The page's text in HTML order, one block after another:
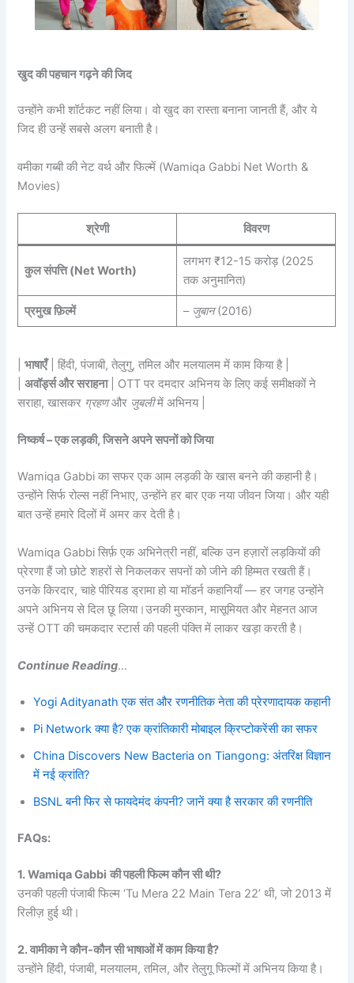
खुद की पहचान गढ़ने की जिद
उन्होंने कभी शॉर्टकट नहीं लिया। वो खुद का रास्ता बनाना जानती हैं, और ये
जिद ही उन्हें सबसे अलग बनाती है।
वमीका गब्बी की नेट वर्थ और फिल्में (Wamiqa Gabbi Net Worth &
Movies)
श्रेणी विवरण
कुल संपत्ति (Net Worth)
लगभग ₹12-15 करोड़ (2025
तक अनुमानित)
प्रमुख फ़िल्में – जुबान(2016)
|भाषाएँ| हिंदी, पंजाबी, तेलुगु, तमिल और मलयालम में काम किया है |
|अवॉर्ड्स और सराहना| OTT पर दमदार अभिनय के लिए कई समीक्षकों ने
सराहा, खासकर ग्रहणऔर जुबलीमें अभिनय |
निष्कर्ष – एक लड़की, जिसने अपने सपनों को जिया
Wamiqa Gabbi का सफर एक आम लड़की के खास बनने की कहानी है।
उन्होंने सिर्फ रोल्स नहीं निभाए, उन्होंने हर बार एक नया जीवन जिया। और यही
बात उन्हें हमारे दिलों में अमर कर देती है।
Wamiqa Gabbi सिर्फ़ एक अभिनेत्री नहीं, बल्कि उन हज़ारों लड़कियों की
प्रेरणा हैं जो छोटे शहरों से निकलकर सपनों को जीने की हिम्मत रखती हैं।
उनके किरदार, चाहे पीरियड ड्रामा हो या मॉडर्न कहानियाँ — हर जगह उन्होंने
अपने अभिनय से दिल छू लिया।उनकी मुस्कान, मासूमियत और मेहनत आज
उन्हें OTT की चमकदार स्टार्स की पहली पंक्ति में लाकर खड़ा करती है।
Continue Reading…
Yogi Adityanath एक संत और रणनीतिक नेता की प्रेरणादायक कहानी
Pi Network क्या है? एक क्रांतिकारी मोबाइल क्रिप्टोकरेंसी का सफर
China Discovers New Bacteria on Tiangong: अंतरिक्ष विज्ञान
में नई क्रांति?
BSNL बनी फिर से फायदेमंद कंपनी? जानें क्या है सरकार की रणनीति
FAQs:
1. Wamiqa Gabbi की पहली फिल्म कौन सी थी?
उनकी पहली पंजाबी फिल्म ‘Tu Mera 22 Main Tera 22’ थी, जो 2013 में
रिलीज़ हुई थी।
2. वामीका ने कौन-कौन सी भाषाओं में काम किया है?
उन्होंने हिंदी, पंजाबी, मलयालम, तमिल, और तेलुगू फिल्मों में अभिनय किया है।